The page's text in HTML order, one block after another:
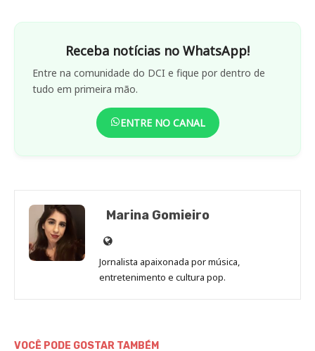
Receba notícias no WhatsApp!
Entre na comunidade do DCI e fique por dentro de
tudo em primeira mão.
ENTRE NO CANAL
Marina Gomieiro
Site
de
Marina
Jornalista apaixonada por música,
entretenimento e cultura pop.
VOCÊ PODE GOSTAR TAMBÉM